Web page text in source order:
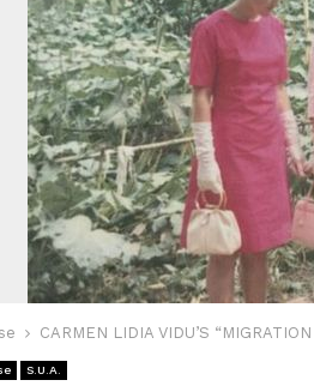
CARMEN LIDIA VIDU’S
S.U.A.